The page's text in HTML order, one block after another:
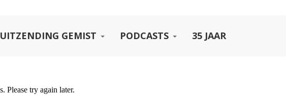
UITZENDING GEMIST PODCASTS 35 JAAR